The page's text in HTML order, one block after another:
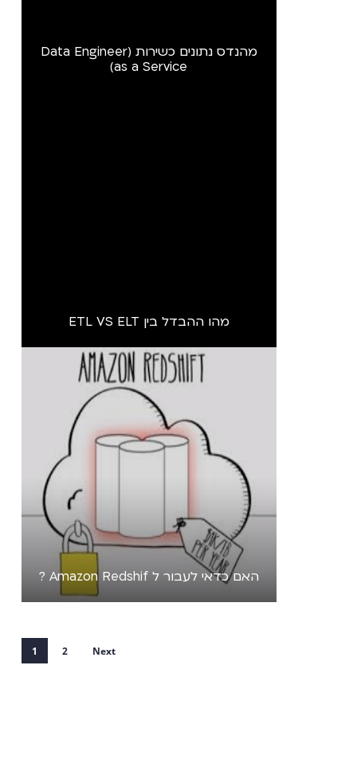
מהנדס נתונים כשירות (Data Engineer
as a Service)
מהו ההבדל בין ETL VS ELT
האם כדאי לעבור ל Amazon Redshif ?
1 2 Next